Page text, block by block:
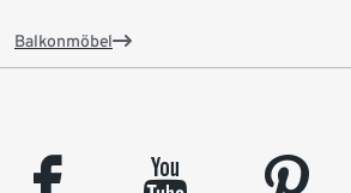
Balkonmöbel